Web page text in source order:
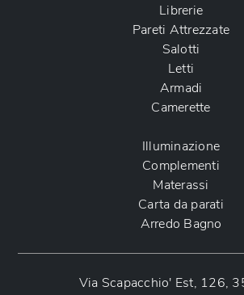
Librerie
Pareti Attrezzate
Salotti
Letti
Armadi
Camerette
Illuminazione
Complementi
Materassi
Carta da parati
Arredo Bagno
Via Scapacchio' Est, 126,